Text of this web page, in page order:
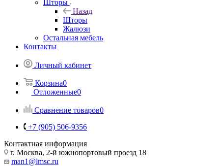
Шторы
Назад
Шторы
Жалюзи
Остальная мебель
Контакты
Личный кабинет
Корзина0
Отложенные0
Сравнение товаров0
+7 (905) 506-9356
Контактная информация
г. Москва, 2-й южнопортовый проезд 18
man1@lmsc.ru